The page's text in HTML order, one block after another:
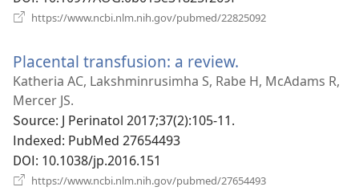
https://www.ncbi.nlm.nih.gov/pubmed/22825092
열
기)
Placental transfusion: a review.
로
Katheria AC, Lakshminrusimha S, Rabe H, McAdams R,
Mercer JS.
Source‎: J Perinatol 2017;37(2):105-11.
Indexed‎: PubMed 27654493
DOI‎: 10.1038/jp.2016.151
https://www.ncbi.nlm.nih.gov/pubmed/27654493